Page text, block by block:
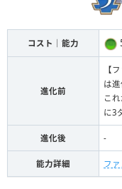
コスト｜能力
進化前
【
は進
こ
に3
進化後 -
能力詳細 フ